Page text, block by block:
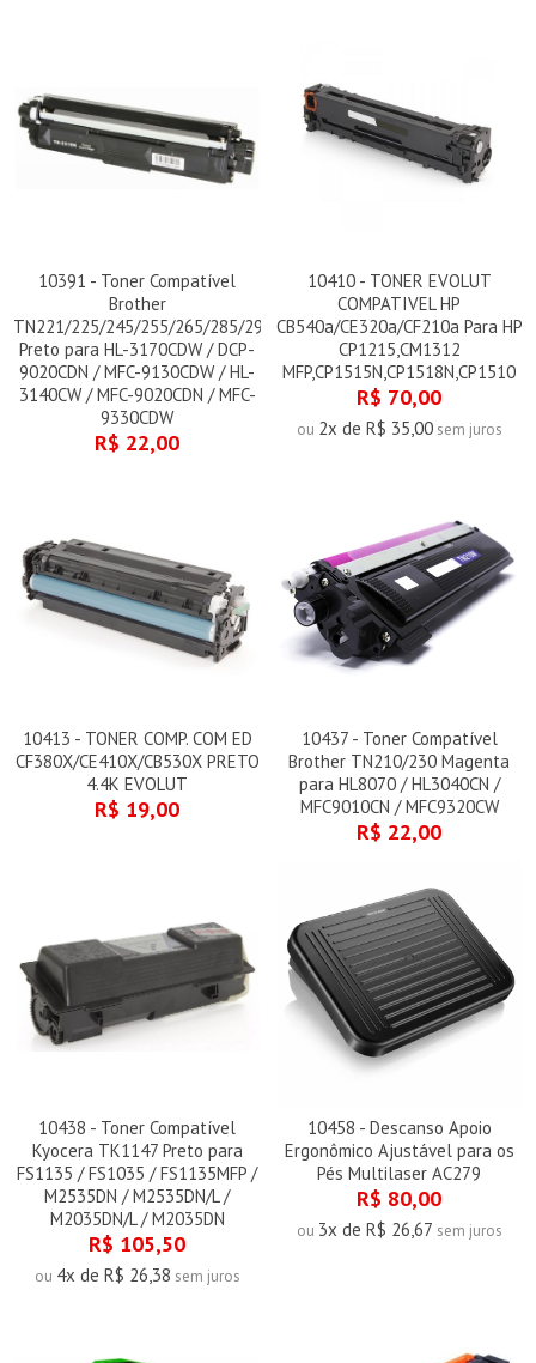
10391 - Toner Compatível
Brother
TN221/225/245/255/265/285/296
Preto para HL-3170CDW / DCP-
9020CDN / MFC-9130CDW / HL-
3140CW / MFC-9020CDN / MFC-
9330CDW
R$ 22,00
10410 - TONER EVOLUT
COMPATIVEL HP
CB540a/CE320a/CF210a Para HP
CP1215,CM1312
MFP,CP1515N,CP1518N,CP1510
R$ 70,00
ou 2x de R$ 35,00sem juros
10413 - TONER COMP. COM ED
CF380X/CE410X/CB530X PRETO
4.4K EVOLUT
R$ 19,00
10437 - Toner Compatível
Brother TN210/230 Magenta
para HL8070 / HL3040CN /
MFC9010CN / MFC9320CW
R$ 22,00
10438 - Toner Compatível
Kyocera TK1147 Preto para
FS1135 / FS1035 / FS1135MFP /
M2535DN / M2535DN/L /
M2035DN/L / M2035DN
R$ 105,50
ou 4x de R$ 26,38 sem juros
10458 - Descanso Apoio
Ergonômico Ajustável para os
Pés Multilaser AC279
R$ 80,00
ou 3x de R$ 26,67 sem juros